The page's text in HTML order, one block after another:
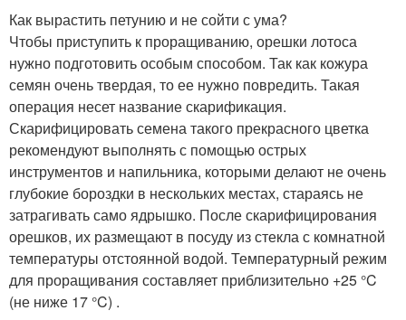
Как вырастить петунию и не сойти с ума?
Чтобы приступить к проращиванию, орешки лотоса
нужно подготовить особым способом. Так как кожура
семян очень твердая, то ее нужно повредить. Такая
операция несет название скарификация.
Скарифицировать семена такого прекрасного цветка
рекомендуют выполнять с помощью острых
инструментов и напильника, которыми делают не очень
глубокие бороздки в нескольких местах, стараясь не
затрагивать само ядрышко. После скарифицирования
орешков, их размещают в посуду из стекла с комнатной
температуры отстоянной водой. Температурный режим
для проращивания составляет приблизительно +25 °C
(не ниже 17 °C) .